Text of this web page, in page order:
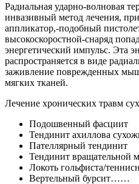
Радиальная ударно-волновая
инвазивный метод лечения,
аппликатор,-подобный
высокоскоростной-снаряд
энергетический импульс. Эта
распространяется в виде
заживление поврежденных
мягких тканей.
Лечение хронических травм
Подошвенный фасциит
Тендинит ахиллова
Пателлярный тендинит
Тендинит вращательной
Локоть гольфиста/
Вертельный бурсит……